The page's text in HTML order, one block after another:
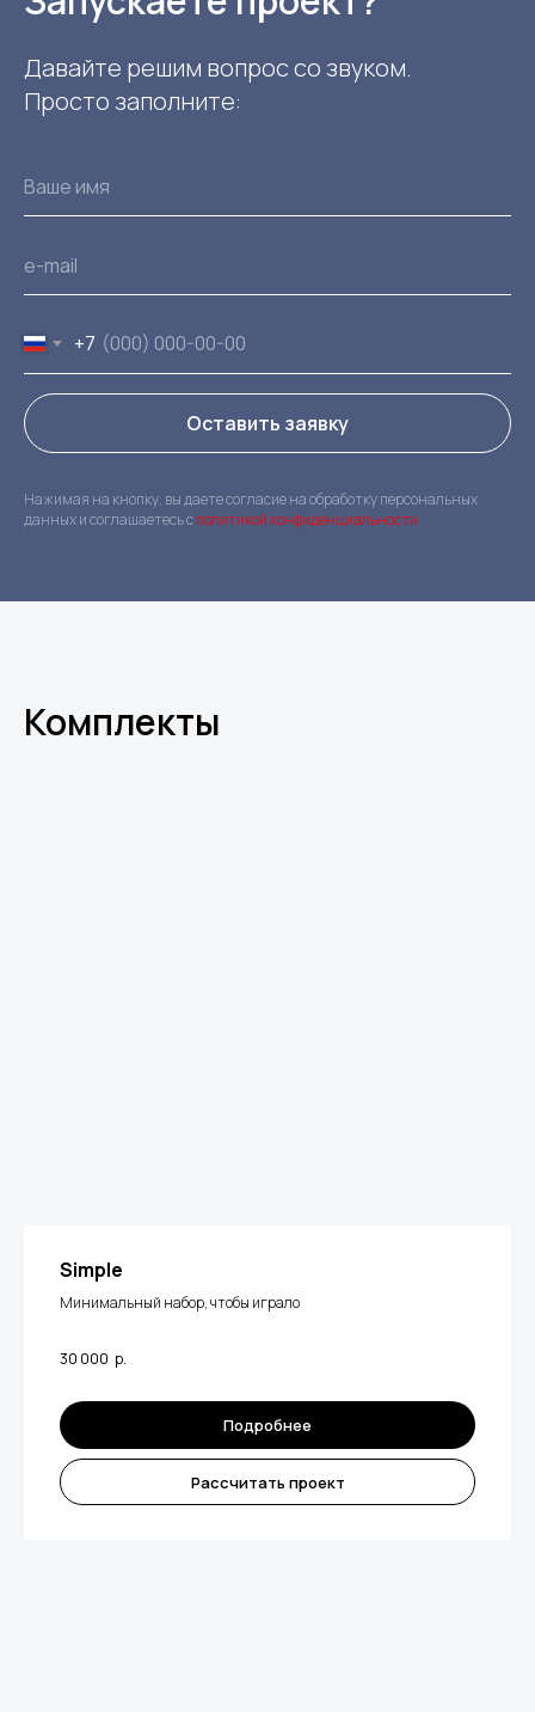
Давайте решим вопрос со звуком.
Просто заполните:
+7
Оставить заявку
Нажимая на кнопку, вы даете согласие на обработку персональных
данных и соглашаетесь cполитикой конфиденциальности
Комплекты
Simple
Минимальный набор, чтобы играло
30 000 р.
Подробнее
Рассчитать проект